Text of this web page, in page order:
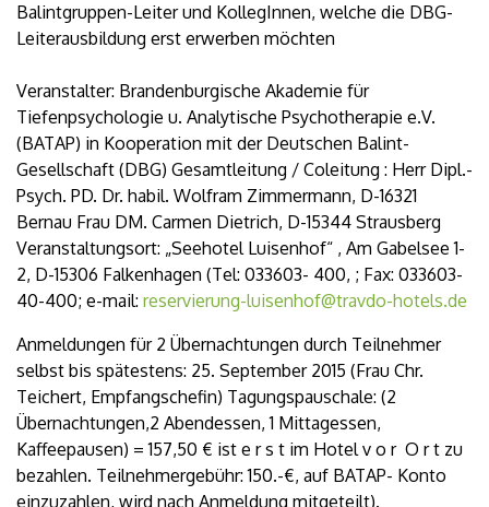
Balintgruppen-Leiter und KollegInnen, welche die DBG-
Leiterausbildung erst erwerben möchten
Veranstalter: Brandenburgische Akademie für
Tiefenpsychologie u. Analytische Psychotherapie e.V.
(BATAP) in Kooperation mit der Deutschen Balint-
Gesellschaft (DBG) Gesamtleitung / Coleitung : Herr Dipl.-
Psych. PD. Dr. habil. Wolfram Zimmermann, D-16321
Bernau Frau DM. Carmen Dietrich, D-15344 Strausberg
Veranstaltungsort: „Seehotel Luisenhof“ , Am Gabelsee 1-
2, D-15306 Falkenhagen (Tel: 033603- 400, ; Fax: 033603-
40-400; e-mail: reservierung-luisenhof@travdo-hotels.de
Anmeldungen für 2 Übernachtungen durch Teilnehmer
selbst bis spätestens: 25. September 2015 (Frau Chr.
Teichert, Empfangschefin) Tagungspauschale: (2
Übernachtungen,2 Abendessen, 1 Mittagessen,
Kaffeepausen) = 157,50 € ist e r s t im Hotel v o r O r t zu
bezahlen. Teilnehmergebühr: 150.-€, auf BATAP- Konto
einzuzahlen, wird nach Anmeldung mitgeteilt).